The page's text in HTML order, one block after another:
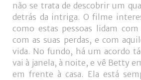
não se trata de descobrir um
detrás da intriga. O filme
como estas pessoas lidam
com as suas perdas, e com
vida. No fundo, há um acordo
vai à janela, à noite, e vê Betty
em frente à casa. Ela está